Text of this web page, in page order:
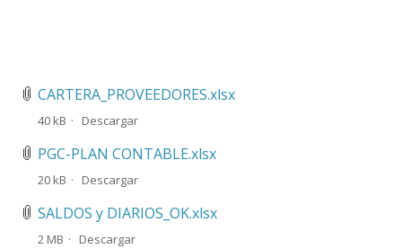
CARTERA_PROVEEDORES.xlsx
40 kB Descargar
PGC-PLAN CONTABLE.xlsx
20 kB Descargar
SALDOS y DIARIOS_OK.xlsx
2 MB Descargar